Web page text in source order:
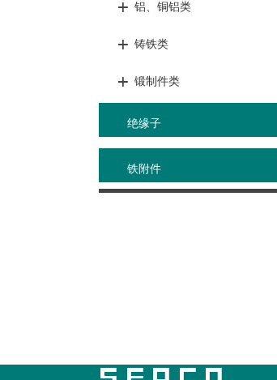
铝、铜铝类
铸铁类
锻制件类
绝缘子
铁附件